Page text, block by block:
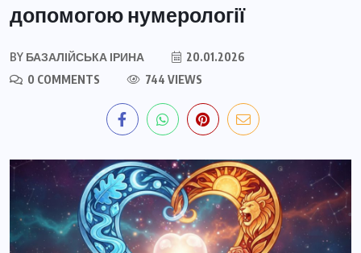
допомогою нумерології
BY БАЗАЛІЙСЬКА ІРИНА
20.01.2026
0 COMMENTS
744 VIEWS